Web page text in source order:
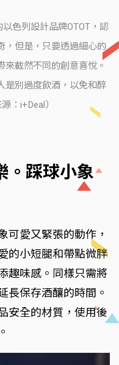
色列設計品牌OTOT，認
，但是，只要透過細心的
截然不同的創意喜悅。
是別過度飲酒，以免和醉
：i+Deal）
。踩球小象
可愛又緊張的動作，
的小短腿和帶點微胖
趣味感。同樣只需將
長保存酒釀的時間。
安全的材質，使用後